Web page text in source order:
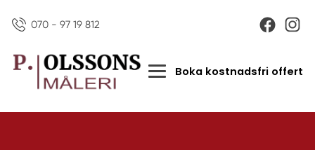
070 - 97 19 812
Boka kostnadsfri offert